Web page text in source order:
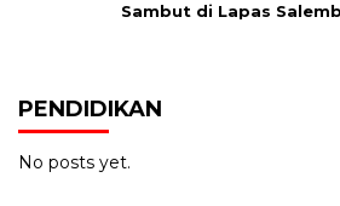
Sambut di Lapas
PENDIDIKAN
No posts yet.